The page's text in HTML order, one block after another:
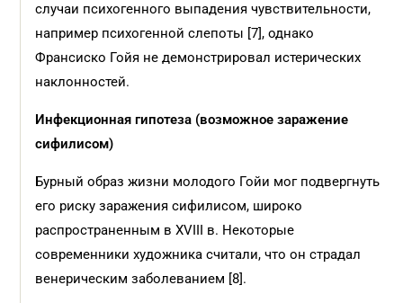
случаи психогенного выпадения чувствительности,
например психогенной слепоты [7], однако
Франсиско Гойя не демонстрировал истерических
наклонностей.
Инфекционная гипотеза (возможное заражение
сифилисом)
Бурный образ жизни молодого Гойи мог подвергнуть
его риску заражения сифилисом, широко
распространенным в XVIII в. Некоторые
современники художника считали, что он страдал
венерическим заболеванием [8].